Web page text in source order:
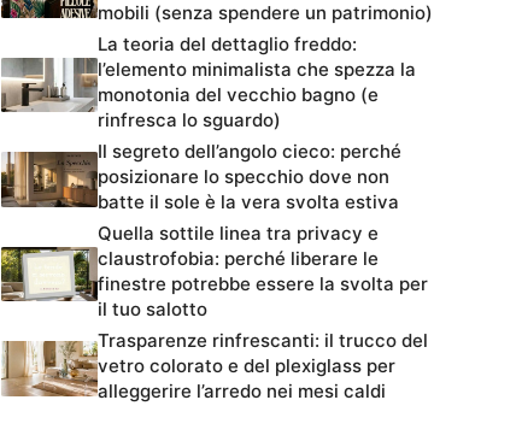
mobili (senza spendere un patrimonio)
La teoria del dettaglio freddo:
l’elemento minimalista che spezza la
monotonia del vecchio bagno (e
rinfresca lo sguardo)
Il segreto dell’angolo cieco: perché
posizionare lo specchio dove non
batte il sole è la vera svolta estiva
Quella sottile linea tra privacy e
claustrofobia: perché liberare le
finestre potrebbe essere la svolta per
il tuo salotto
Trasparenze rinfrescanti: il trucco del
vetro colorato e del plexiglass per
alleggerire l’arredo nei mesi caldi